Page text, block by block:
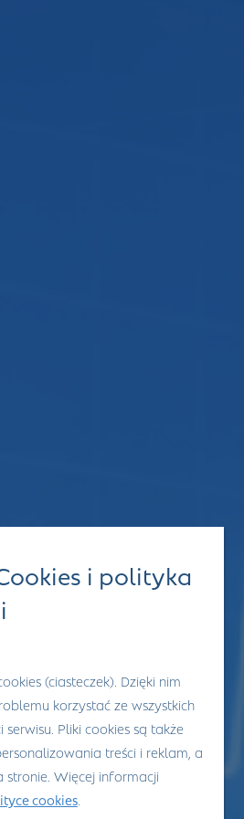
i polityka
(ciasteczek). Dzięki nim
korzystać ze wszystkich
serwisu. Pliki cookies są także
treści i reklam, a
stronie. Więcej informacji
cookies.